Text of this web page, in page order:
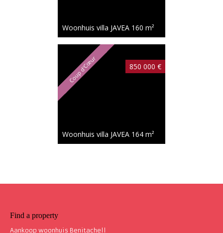
Woonhuis villa JAVEA 160 m²
Coup d'Cœur 850 000 €
Woonhuis villa JAVEA 164 m²
Find a property
Aankoop woonhuis Benitachell